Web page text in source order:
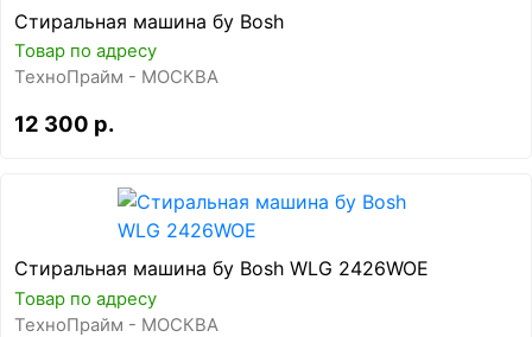
Стиральная машина бу Bosh
Товар по адресу
ТехноПрайм - МОСКВА
12 300 р.
Стиральная машина бу Bosh WLG 2426WOE
Товар по адресу
ТехноПрайм - МОСКВА